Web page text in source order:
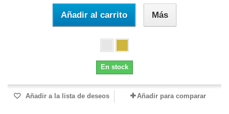
Añadir al carrito Más
En stock
Añadir a la lista de deseos Añadir para comparar